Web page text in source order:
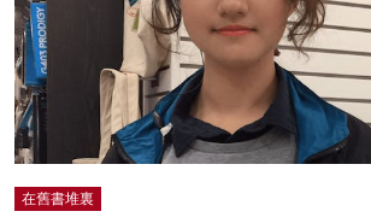
在舊書堆裏